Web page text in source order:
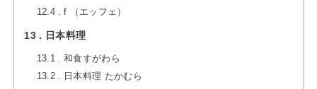
12.4
f （エッフェ）
13 日本料理
13.1
和食すがわら
13.2
日本料理 たかむら